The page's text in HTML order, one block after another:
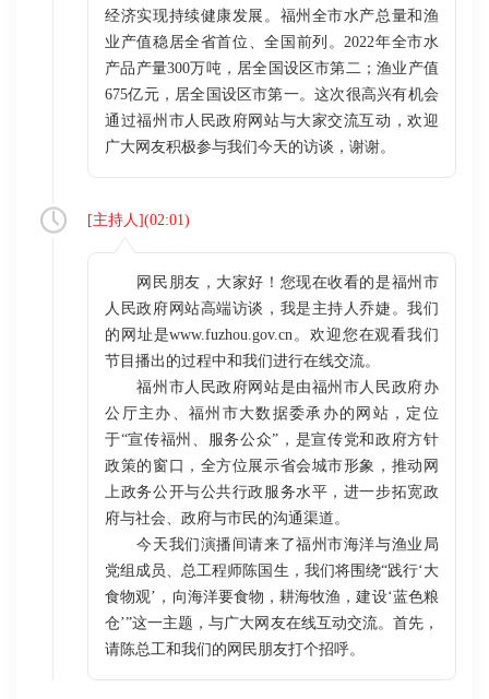
经济实现持续健康发展。福州全市水产总量和渔
业产值稳居全省首位、全国前列。2022年全市水
产品产量300万吨，居全国设区市第二；渔业产值
675亿元，居全国设区市第一。这次很高兴有机会
通过福州市人民政府网站与大家交流互动，欢迎
广大网友积极参与我们今天的访谈，谢谢。
[主持人](02:01)
网民朋友，大家好！您现在收看的是福州市
人民政府网站高端访谈，我是主持人乔婕。我们
的网址是www.fuzhou.gov.cn。欢迎您在观看我们
节目播出的过程中和我们进行在线交流。
福州市人民政府网站是由福州市人民政府办
公厅主办、福州市大数据委承办的网站，定位
于“宣传福州、服务公众”，是宣传党和政府方针
政策的窗口，全方位展示省会城市形象，推动网
上政务公开与公共行政服务水平，进一步拓宽政
府与社会、政府与市民的沟通渠道。
今天我们演播间请来了福州市海洋与渔业局
党组成员、总工程师陈国生，我们将围绕“践行‘大
食物观’，向海洋要食物，耕海牧渔，建设‘蓝色粮
仓’”这一主题，与广大网友在线互动交流。首先，
请陈总工和我们的网民朋友打个招呼。